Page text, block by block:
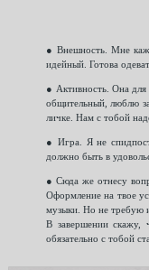
● Внешность. Мне
идейный. Готова
● Активность. Она
общительный, люблю
личке. Нам с тобой
● Игра. Я не
должно быть в
● Сюда же отнесу
Оформление на твое
музыки. Но не требую
В завершении скажу,
обязательно с тобой